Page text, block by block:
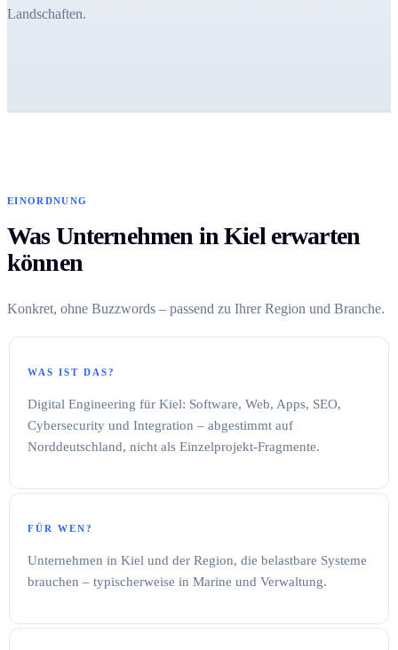
Landschaften.
EINORDNUNG
Was Unternehmen in Kiel erwarten
können
Konkret, ohne Buzzwords – passend zu Ihrer Region und Branche.
WAS IST DAS?
Digital Engineering für Kiel: Software, Web, Apps, SEO,
Cybersecurity und Integration – abgestimmt auf
Norddeutschland, nicht als Einzelprojekt-Fragmente.
FÜR WEN?
Unternehmen in Kiel und der Region, die belastbare Systeme
brauchen – typischerweise in Marine und Verwaltung.